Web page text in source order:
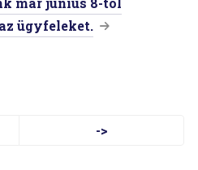
ügyfeleket.
->